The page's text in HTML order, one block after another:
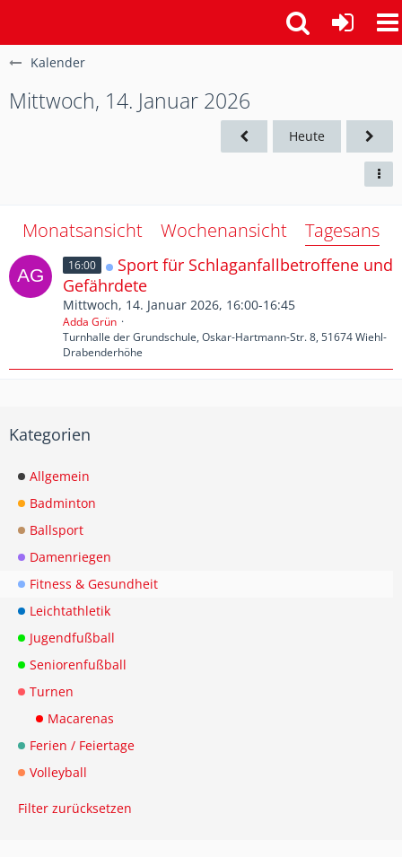
Kalender
Mittwoch, 14. Januar 2026
Heute
Monatsansicht Wochenansicht
16:00
Sport für Schlaganfallbetroffene und
Gefährdete
Mittwoch, 14. Januar 2026, 16:00-16:45
Adda Grün
Turnhalle der Grundschule, Oskar-Hartmann-Str. 8, 51674 Wiehl-
Drabenderhöhe
Kategorien
Allgemein
Badminton
Ballsport
Damenriegen
Fitness & Gesundheit
Leichtathletik
Jugendfußball
Seniorenfußball
Turnen
Macarenas
Ferien / Feiertage
Volleyball
Filter zurücksetzen